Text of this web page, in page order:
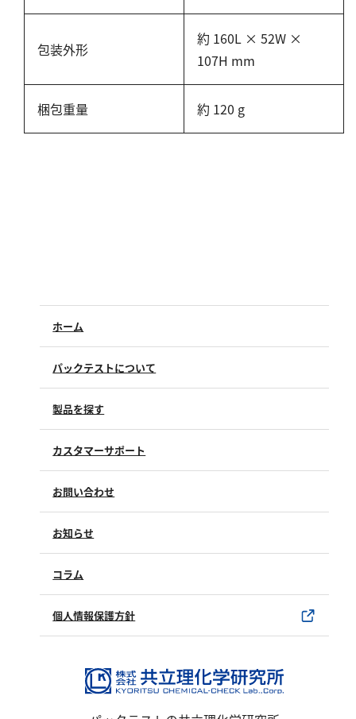
包装外形
約 160L × 52W ×
107H mm
梱包重量 約 120 g
ホーム
パックテストについて
製品を探す
カスタマーサポート
製品のご購入について
SDSについて
水銀使用製品について
該非判定書について
お問い合わせ
試薬サンプル
製品カタログ
お知らせ
コラム
個人情報保護方針
アンモニウム
亜硝酸
その他
塩化物
pH
ほう素
シアン
界面活性剤
ふっ素
油分
ホルムアルデヒド
過酸化水素